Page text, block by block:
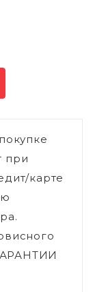
при
карте